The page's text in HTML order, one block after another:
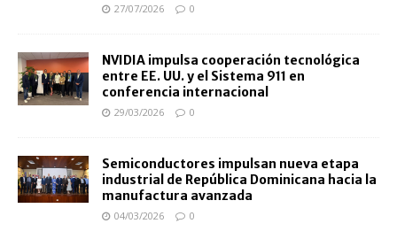
27/07/2026 0
NVIDIA impulsa cooperación tecnológica
entre EE. UU. y el Sistema 911 en
conferencia internacional
29/03/2026 0
Semiconductores impulsan nueva etapa
industrial de República Dominicana hacia la
manufactura avanzada
04/03/2026 0